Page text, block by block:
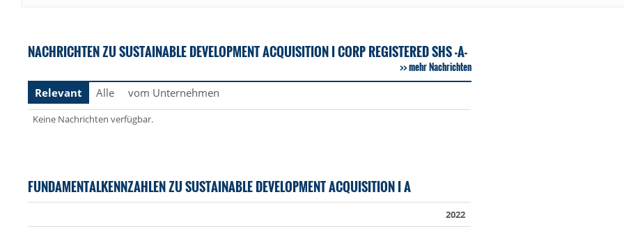
NACHRICHTEN ZU SUSTAINABLE DEVELOPMENT ACQUISITION I CORP REGISTERED SHS -A-
mehr Nachrichten
Relevant
Alle vom Unternehmen
Keine Nachrichten verfügbar.
FUNDAMENTALKENNZAHLEN ZU SUSTAINABLE DEVELOPMENT ACQUISITION I A
2022